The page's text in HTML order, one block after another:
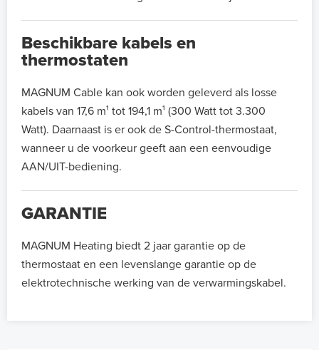
Beschikbare kabels en
thermostaten
MAGNUM Cable kan ook worden geleverd als losse
kabels van 17,6 m¹ tot 194,1 m¹ (300 Watt tot 3.300
Watt). Daarnaast is er ook de S-Control-thermostaat,
wanneer u de voorkeur geeft aan een eenvoudige
AAN/UIT-bediening.
GARANTIE
MAGNUM Heating biedt 2 jaar garantie op de
thermostaat en een levenslange garantie op de
elektrotechnische werking van de verwarmingskabel.